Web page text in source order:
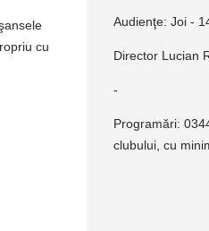
cu
Audienţe: Joi -
Director Lucian
-
Programări:
clubului, cu